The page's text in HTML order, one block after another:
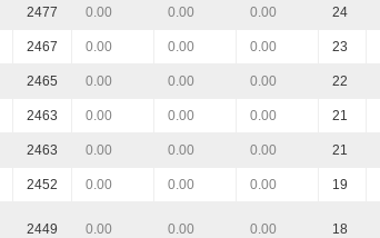
2477 0.00 0.00 0.00 24
2467 0.00 0.00 0.00 23
2465 0.00 0.00 0.00 22
2463 0.00 0.00 0.00 21
2463 0.00 0.00 0.00 21
2452 0.00 0.00 0.00 19
2449 0.00 0.00 0.00 18